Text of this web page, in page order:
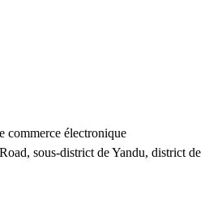
commerce électronique
sous-district de Yandu, district de